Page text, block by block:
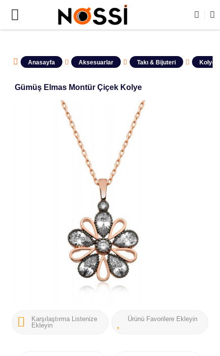
TAMAMI DEMODUR SATIŞA KAPALIDIR !
Anasayfa Aksesuarlar Takı & Bijuteri
Gümüş Elmas Montür Çiçek Kolye
Karşılaştırma Listenize
Ekleyin
Ürünü Favorilere Ekleyin